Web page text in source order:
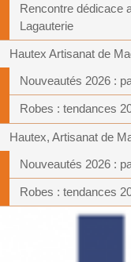
Rencontre dédicace
Lagauterie
Hautex Artisanat de
Nouveautés 2026 :
Robes : tendances
Hautex, Artisanat de
Nouveautés 2026 :
Robes : tendances